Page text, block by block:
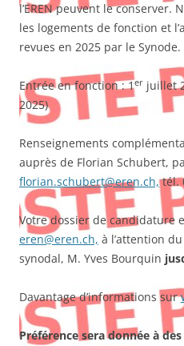
l’EREN peuvent le conserver.
les logements de fonction et
revues en 2025 par le Synode.
Entrée en fonction : 1er juillet
2025)
Renseignements
auprès de Florian Schubert,
florian.schubert@eren.ch,tél.
Votre dossier de candidature
eren@eren.ch, à l’attention
synodal, M. Yves Bourquin
Davantage d’informations sur
Préférence sera donnée à